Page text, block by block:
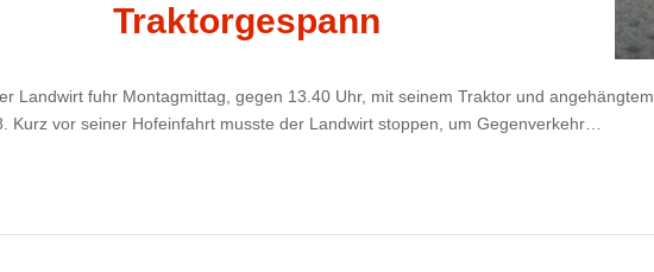
Traktorgespann
Landwirt fuhr Montagmittag, gegen 13.40 Uhr, mit seinem Traktor und angehängtem
Kurz vor seiner Hofeinfahrt musste der Landwirt stoppen, um Gegenverkehr…